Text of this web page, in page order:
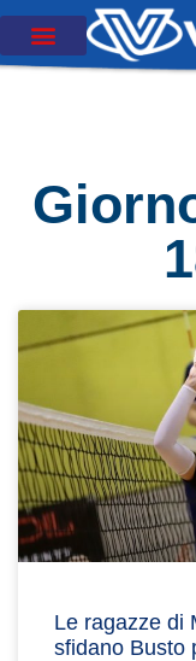
Le ragazze di
sfidano Busto